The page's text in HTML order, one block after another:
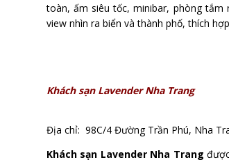
toàn, ấm siêu tốc, minibar, phòng tắm
view nhìn ra biển và thành phố, thích
Khách sạn Lavender Nha Trang
Địa chỉ: 98C/4 Đường Trần Phú, Nha
Khách sạn Lavender Nha Trang